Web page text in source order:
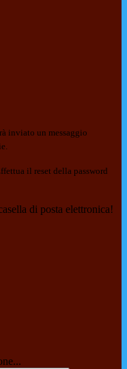
inviato un messaggio
il reset della password
di posta elettronica!